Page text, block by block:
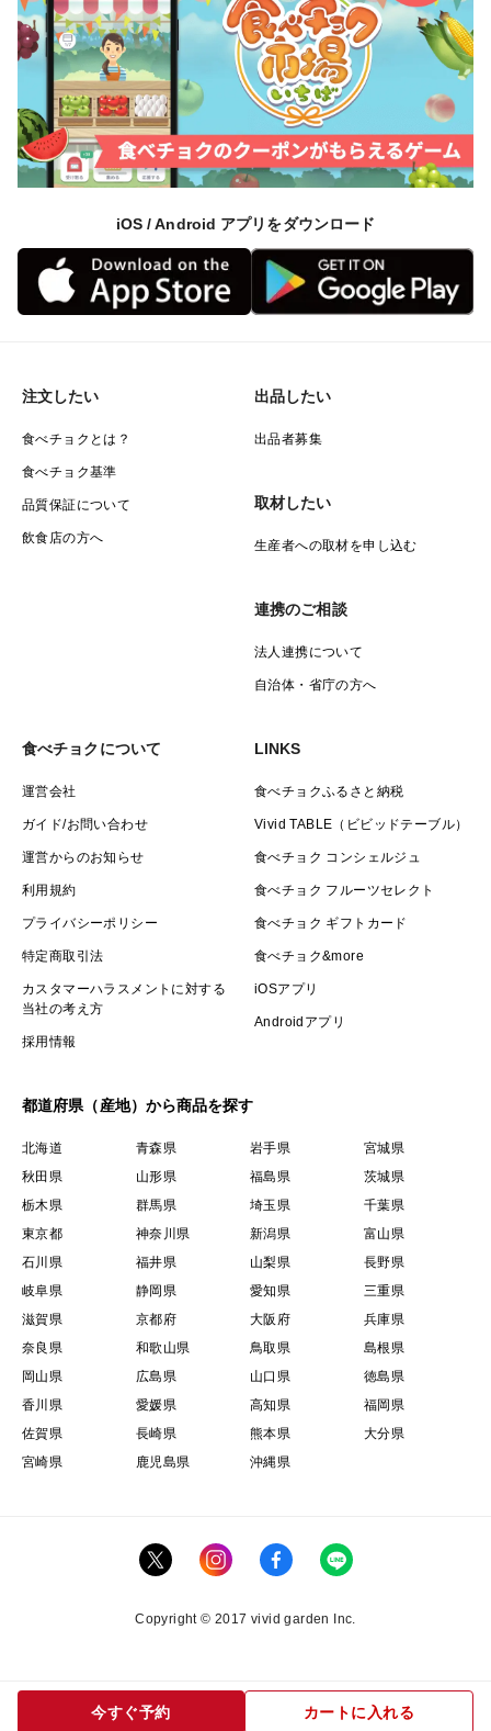
今すぐ予約 カートに入れる
iOS / Android アプリをダウンロード
注文したい
食べチョクとは？
食べチョク基準
品質保証について
飲食店の方へ
出品したい
出品者募集
取材したい
生産者への取材を申し込む
連携のご相談
法人連携について
自治体・省庁の方へ
食べチョクについて
運営会社
ガイド/お問い合わせ
運営からのお知らせ
利用規約
プライバシーポリシー
特定商取引法
カスタマーハラスメントに対する
当社の考え方
採用情報
LINKS
食べチョクふるさと納税
Vivid TABLE（ビビッドテーブル）
食べチョク コンシェルジュ
食べチョク フルーツセレクト
食べチョク ギフトカード
食べチョク&more
iOSアプリ
Androidアプリ
都道府県（産地）から商品を探す
北海道 青森県 岩手県
宮城県
秋田県
山形県 福島県
茨城県
栃木県
群馬県 埼玉県
千葉県
東京都
神奈川県 新潟県
富山県
石川県
福井県 山梨県
長野県
岐阜県
静岡県 愛知県
三重県
滋賀県
京都府 大阪府
兵庫県
奈良県
和歌山県 鳥取県
島根県
岡山県
広島県 山口県
徳島県
香川県
愛媛県 高知県
福岡県
佐賀県
長崎県 熊本県
大分県
宮崎県
鹿児島県 沖縄県
Copyright © 2017 vivid garden Inc.